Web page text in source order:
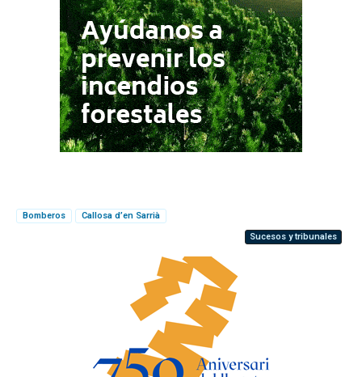
Bomberos
Callosa d’en Sarrià
Sucesos y tribunales